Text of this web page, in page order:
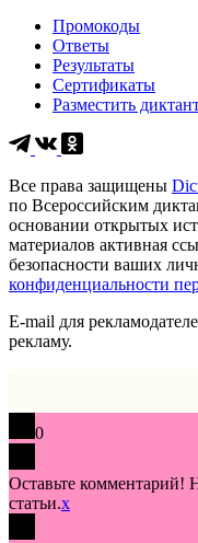
Промокоды
Ответы
Результаты
Сертификаты
Разместить
Все права защищены
по Всероссийским
основании открытых
материалов активная
безопасности ваших
конфиденциальности
E-mail для
рекламу.
0
Оставьте комментарий!
статьи.x